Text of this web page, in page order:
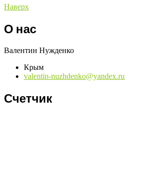
Наверх
О нас
Валентин Нужденко
Крым
valentin-nuzhdenko@yandex.ru
Счетчик